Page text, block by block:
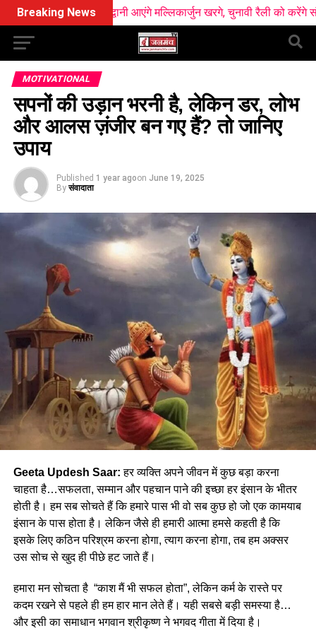
Breaking News
को हल्द्वानी आएंगे मल्लिकार्जुन खरगे, चुनावी रैली को करेंगे संबोधित
MOTIVATIONAL
सपनों की उड़ान भरनी है, लेकिन डर, लोभ
और आलस ज़ंजीर बन गए हैं? तो जानिए
उपाय
Published 1 year agoon June 19, 2025
By संवादाता
Geeta Updesh Saar: हर व्यक्ति अपने जीवन में कुछ बड़ा करना
चाहता है…सफलता, सम्मान और पहचान पाने की इच्छा हर इंसान के भीतर
होती है। हम सब सोचते हैं कि हमारे पास भी वो सब कुछ हो जो एक कामयाब
इंसान के पास होता है। लेकिन जैसे ही हमारी आत्मा हमसे कहती है कि
इसके लिए कठिन परिश्रम करना होगा, त्याग करना होगा, तब हम अक्सर
उस सोच से खुद ही पीछे हट जाते हैं।
हमारा मन सोचता है “काश मैं भी सफल होता”, लेकिन कर्म के रास्ते पर
कदम रखने से पहले ही हम हार मान लेते हैं। यही सबसे बड़ी समस्या है…
और इसी का समाधान भगवान श्रीकृष्ण ने भगवद गीता में दिया है।